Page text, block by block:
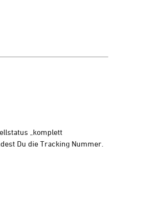
„komplett
Du die Tracking Nummer.